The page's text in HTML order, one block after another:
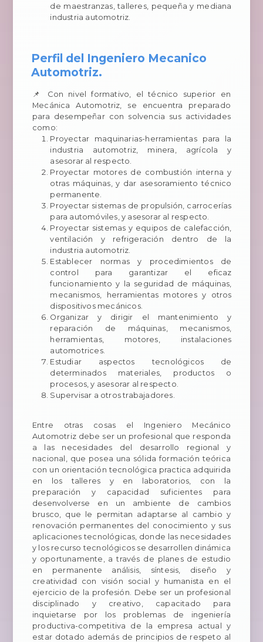
de maestranzas, talleres, pequeña y mediana
industria automotriz.
Perfil del Ingeniero Mecanico
Automotriz.
📌 Con nivel formativo, el técnico superior en
Mecánica Automotriz, se encuentra preparado
para desempeñar con solvencia sus actividades
como:
Proyectar maquinarias-herramientas para la
industria automotriz, minera, agrícola y
asesorar al respecto.
Proyectar motores de combustión interna y
otras máquinas, y dar asesoramiento técnico
permanente.
Proyectar sistemas de propulsión, carrocerías
para automóviles, y asesorar al respecto.
Proyectar sistemas y equipos de calefacción,
ventilación y refrigeración dentro de la
industria automotriz.
Establecer normas y procedimientos de
control para garantizar el eficaz
funcionamiento y la seguridad de máquinas,
mecanismos, herramientas motores y otros
dispositivos mecánicos.
Organizar y dirigir el mantenimiento y
reparación de máquinas, mecanismos,
herramientas, motores, instalaciones
automotrices.
Estudiar aspectos tecnológicos de
determinados materiales, productos o
procesos, y asesorar al respecto.
Supervisar a otros trabajadores.
Entre otras cosas el Ingeniero Mecánico
Automotriz debe ser un profesional que responda
a las necesidades del desarrollo regional y
nacional, que posea una sólida formación teórica
con un orientación tecnológica practica adquirida
en los talleres y en laboratorios, con la
preparación y capacidad suficientes para
desenvolverse en un ambiente de cambios
brusco, que le permitan adaptarse al cambio y
renovación permanentes del conocimiento y sus
aplicaciones tecnológicas, donde las necesidades
y los recurso tecnológicos se desarrollen dinámica
y oportunamente, a través de planes de estudio
en permanente análisis, síntesis, diseño y
creatividad con visión social y humanista en el
ejercicio de la profesión. Debe ser un profesional
disciplinado y creativo, capacitado para
inquietarse por los problemas de ingeniería
productiva-competitiva de la empresa actual y
estar dotado además de principios de respeto al